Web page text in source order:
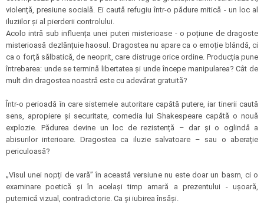
violență, presiune socială. Ei caută refugiu într-o pădure mitică - un loc al
iluziilor și al pierderii controlului.
Acolo intră sub influența unei puteri misterioase - o poțiune de dragoste
misterioasă dezlănțuie haosul. Dragostea nu apare ca o emoție blândă, ci
ca o forță sălbatică, de neoprit, care distruge orice ordine. Producția pune
întrebarea: unde se termină libertatea și unde începe manipularea? Cât de
mult din dragostea noastră este cu adevărat gratuită?
Într-o perioadă în care sistemele autoritare capătă putere, iar tinerii caută
sens, apropiere și securitate, comedia lui Shakespeare capătă o nouă
explozie. Pădurea devine un loc de rezistență – dar și o oglindă a
abisurilor interioare. Dragostea ca iluzie salvatoare – sau o aberație
periculoasă?
„Visul unei nopți de vară” în această versiune nu este doar un basm, ci o
examinare poetică și în același timp amară a prezentului - uşoară,
puternică vizual, contradictorie. Ca și iubirea însăși.